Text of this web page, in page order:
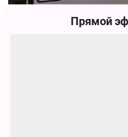
Работа сделана с любовью.
Прямой